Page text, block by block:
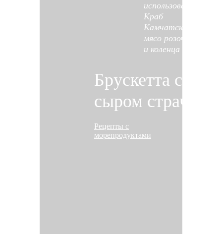
использовали
Краб
Камчатский
мясо розочки
и коленца
Брускетта с
сыром
Рецепты с
морепродуктами